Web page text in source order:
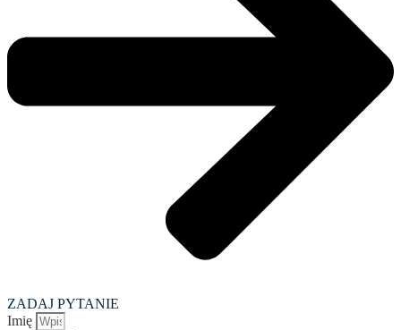
ZADAJ PYTANIE
Imię